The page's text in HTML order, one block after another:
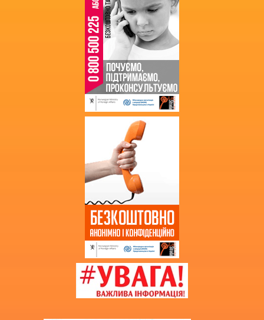
Кошторис
Фінансові звіти
Державні закупівлі
Звернення громадян
Благодійна допомога
Додаткова інформація
Витяг з протоколу про випуск
учнів (вихованців)
НМТ 2025